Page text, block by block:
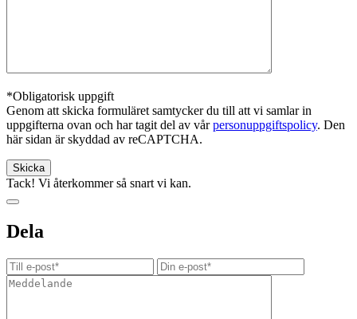
*Obligatorisk uppgift
Genom att skicka formuläret samtycker du till att vi samlar in
uppgifterna ovan och har tagit del av vårpersonuppgiftspolicy. Den
här sidan är skyddad av reCAPTCHA.
Tack! Vi återkommer så snart vi kan.
Dela